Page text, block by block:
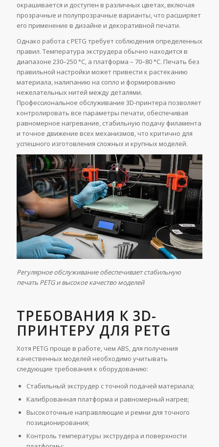
окрашивается и доступен в различных цветах, включая
прозрачные и полупрозрачные варианты, что расширяет
его применение в дизайне и декоративной печати.
Однако работа с PETG требует соблюдения определенных
правил. Температура экструдера обычно находится в
диапазоне 230–250 °C, а платформа – 70–80 °C. Печать без
правильной настройки может привести к растеканию
материала, налипанию на сопло и формированию
нежелательных нитей между деталями.
Профессиональное обслуживание 3D-принтера позволяет
контролировать все параметры печати, обеспечивая
равномерное нагревание, стабильную подачу филамента
и точное движение всех механизмов, что критично для
успешного изготовления сложных и крупных моделей.
Регулярное обслуживание обеспечивает стабильную
печать PETG и высокое качество моделей
ТРЕБОВАНИЯ К 3D-
ПРИНТЕРУ ДЛЯ PETG
Хотя PETG проще в работе, чем ABS, для получения
качественных моделей необходимо учитывать
следующие требования к оборудованию:
Стабильный экструдер с точной подачей материала;
Калиброванная платформа и равномерный нагрев;
Высокоточные направляющие и ремни для точного
позиционирования;
Контроль температуры экструдера и поверхности